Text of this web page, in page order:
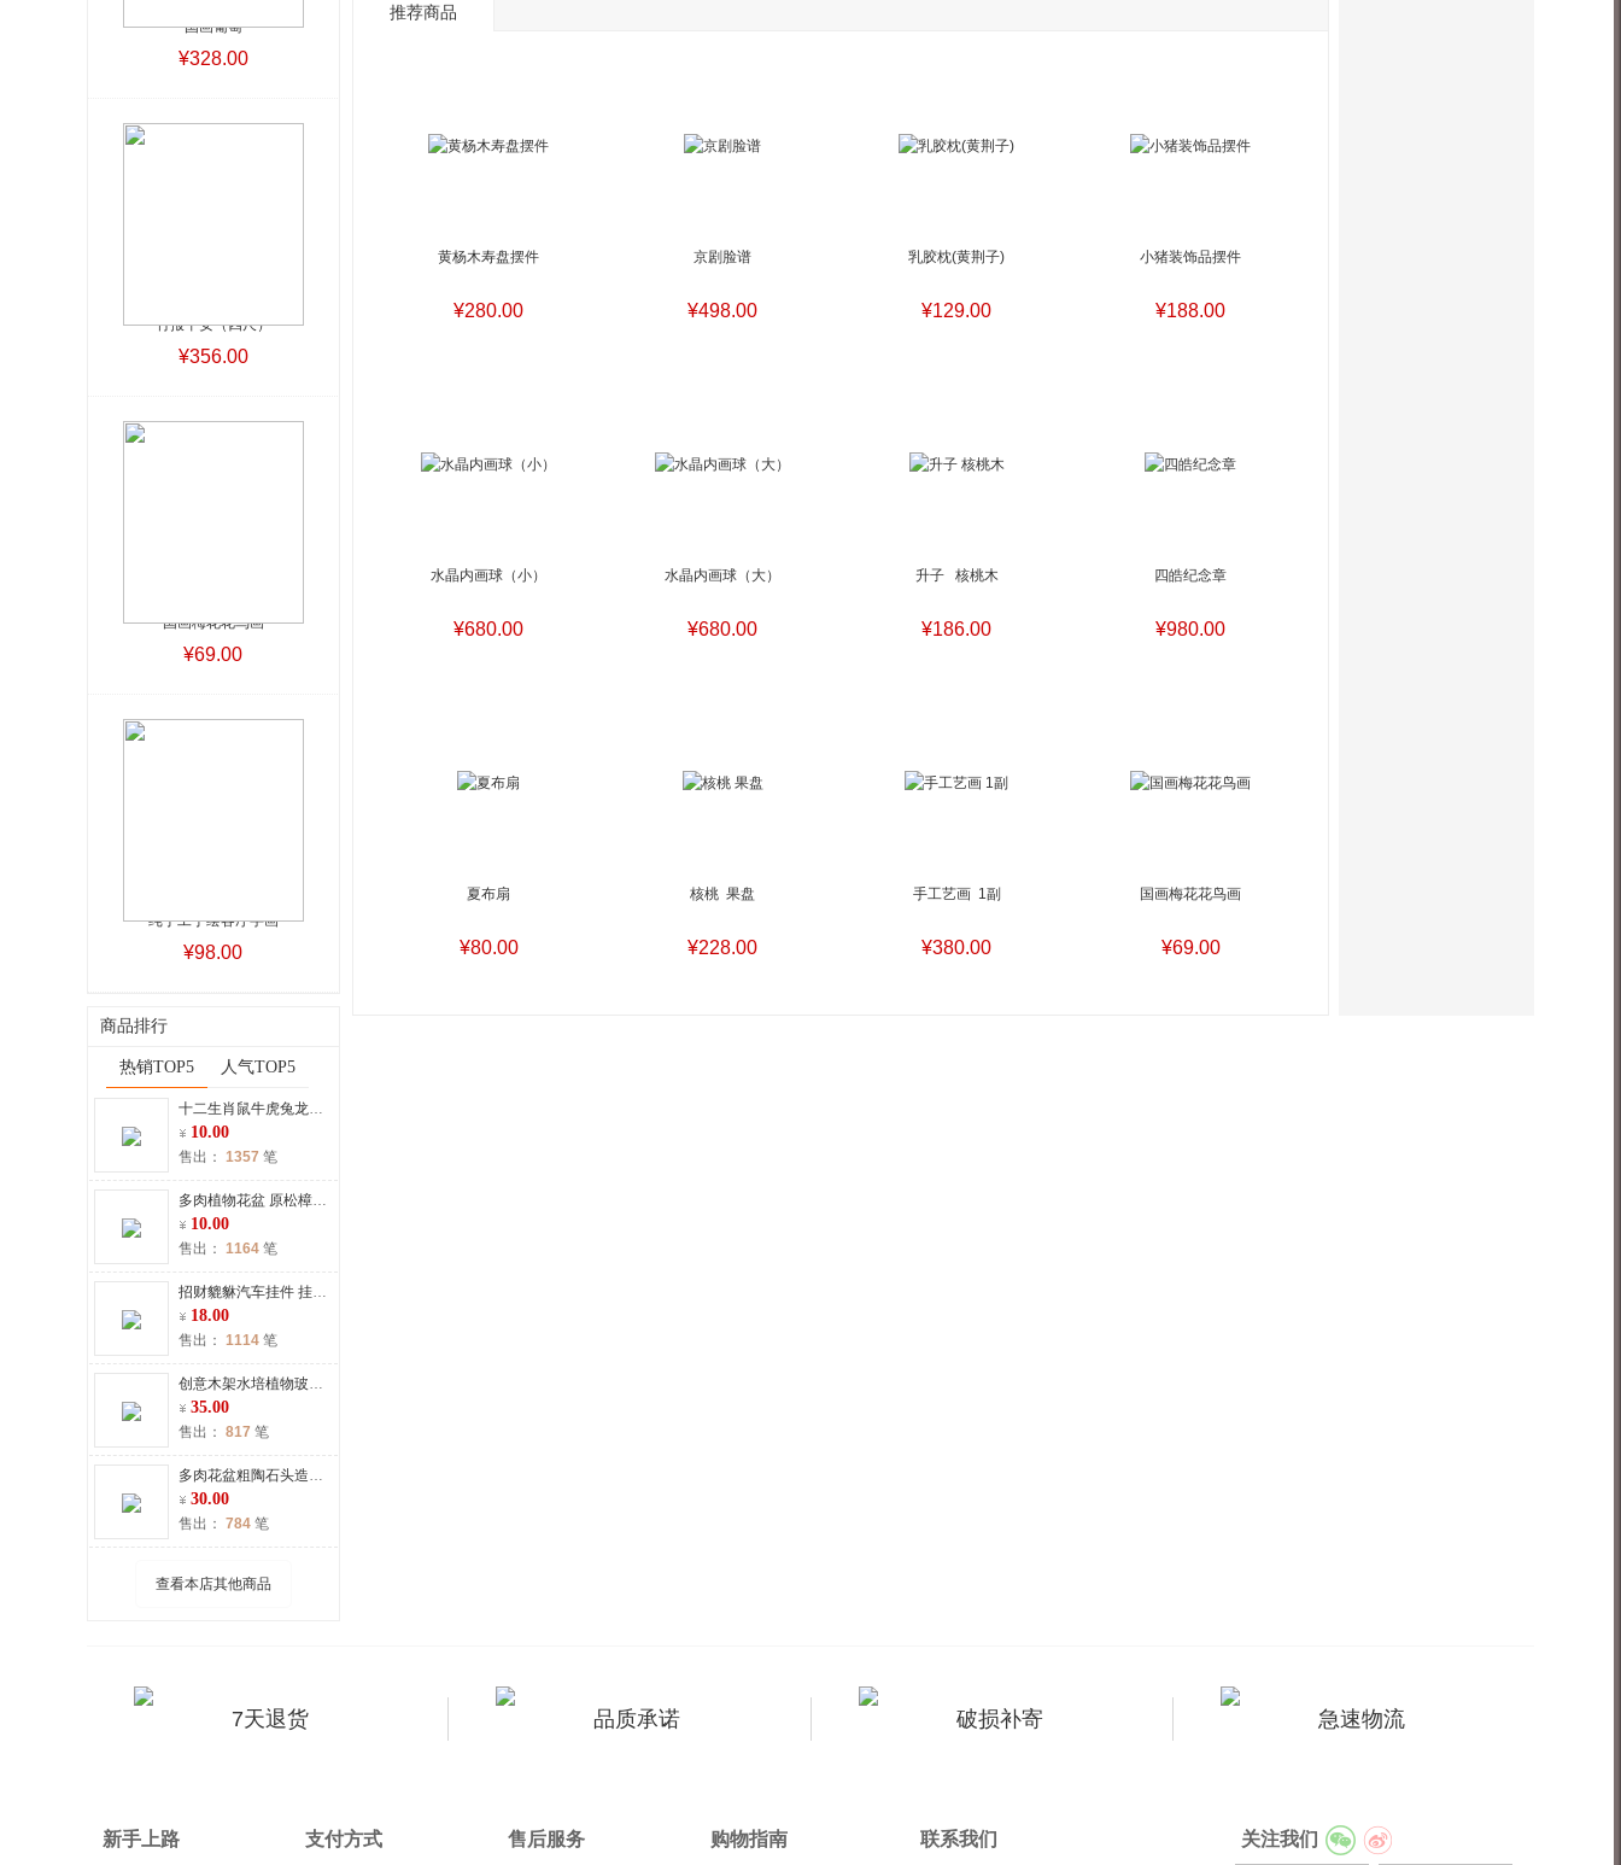
推荐商品
黄杨木寿盘摆件
¥280.00
京剧脸谱
¥498.00
乳胶枕(黄荆子)
¥129.00
小猪装饰品摆件
¥188.00
水晶内画球（小）
¥680.00
水晶内画球（大）
¥680.00
升子   核桃木
¥186.00
四皓纪念章
¥980.00
夏布扇
¥80.00
核桃  果盘
¥228.00
手工艺画  1副
¥380.00
国画梅花花鸟画
¥69.00
国画葡萄
¥328.00
竹报平安（四尺）
¥356.00
国画梅花花鸟画
¥69.00
纯手工手绘客厅字画
¥98.00
商品排行
热销TOP5 人气TOP5
十二生肖鼠牛虎兔龙蛇马羊猴鸡狗猪护身符钥匙扣吊坠
10.00
售出： 1357 笔
多肉植物花盆 原松樟木质头创意田园风格绿植石斛小花盆
10.00
售出： 1164 笔
招财貔貅汽车挂件 挂饰出入保平安符招财
18.00
售出： 1114 笔
创意木架水培植物玻璃瓶花瓶透明水养绿萝插花器皿桌面摆件工艺品
35.00
售出： 817 笔
多肉花盆粗陶石头造型多肉植物花盆陶瓷创意个性简约盆栽批发
30.00
售出： 784 笔
查看本店其他商品
7天退货 品质承诺 破损补寄 急速物流
新手上路 支付方式 售后服务 购物指南 联系我们 关注我们